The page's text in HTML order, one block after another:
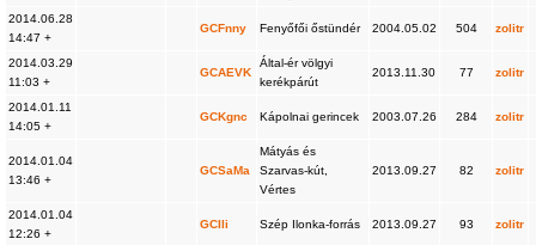
2014.06.28
14:47 +
GCFnny Fenyőfői őstündér 2004.05.02 504 zolitr
2014.03.29
11:03 +
GCAEVK
Által-ér völgyi
kerékpárút
2013.11.30 77 zolitr
2014.01.11
14:05 +
GCKgnc Kápolnai gerincek 2003.07.26 284 zolitr
2014.01.04
13:46 +
GCSaMa
Mátyás és
Szarvas-kút,
Vértes
2013.09.27 82 zolitr
2014.01.04
12:26 +
GCIli Szép Ilonka-forrás 2013.09.27 93 zolitr